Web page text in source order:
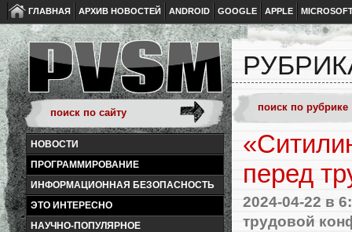
ГЛАВНАЯ АРХИВ НОВОСТЕЙ ANDROID GOOGLE APPLE
НОВОСТИ
ПРОГРАММИРОВАНИЕ
ИНФОРМАЦИОННАЯ БЕЗОПАСНОСТЬ
ЭТО ИНТЕРЕСНО
НАУЧНО-ПОПУЛЯРНОЕ
перед
2024-04-22 в
трудовой